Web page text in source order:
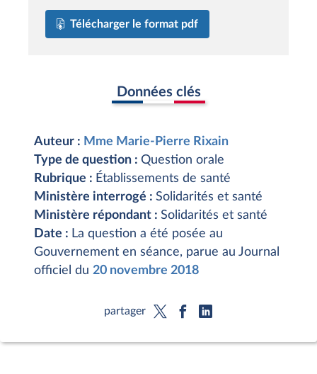
Télécharger le format pdf
Données clés
Auteur : Mme Marie-Pierre Rixain
Type de question : Question orale
Rubrique : Établissements de santé
Ministère interrogé : Solidarités et santé
Ministère répondant : Solidarités et santé
Date : La question a été posée au
Gouvernement en séance, parue au Journal
officiel du 20 novembre 2018
partager